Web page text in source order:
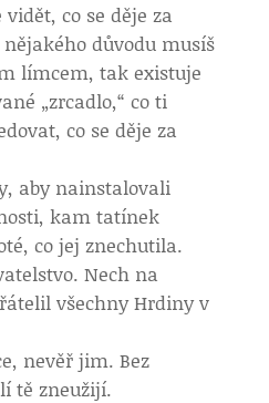
co se děje za
důvodu musíš
límcem, tak existuje
„zrcadlo,“ co ti
co se děje za
aby nainstalovali
kam tatínek
co jej znechutila.
Nech na
všechny Hrdiny v
nevěř jim. Bez
tě zneužijí.